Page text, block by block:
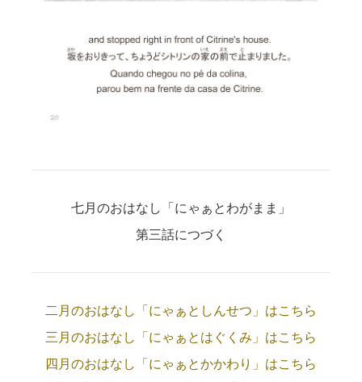
七月のおはなし「にゃぁとわがまま」
第三話につづく
二月のおはなし「にゃぁとしんせつ」はこちら
三月のおはなし「にゃぁとはぐくみ」はこちら
四月のおはなし「にゃぁとかかわり」はこちら